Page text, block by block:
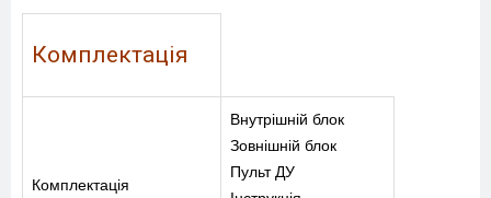
Комплектація
Комплектація
Внутрішній блок
Зовнішній блок
Пульт ДУ
+38-097-845-12-79 +38-093-147-27-29